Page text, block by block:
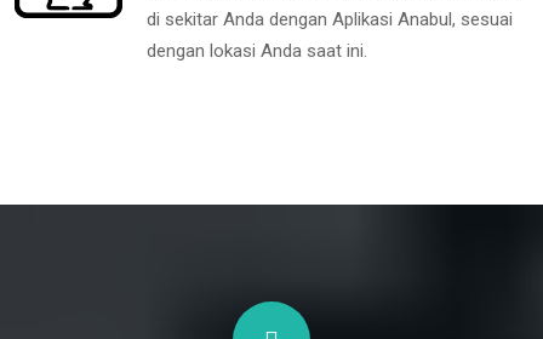
di sekitar Anda dengan Aplikasi Anabul, sesuai
dengan lokasi Anda saat ini.